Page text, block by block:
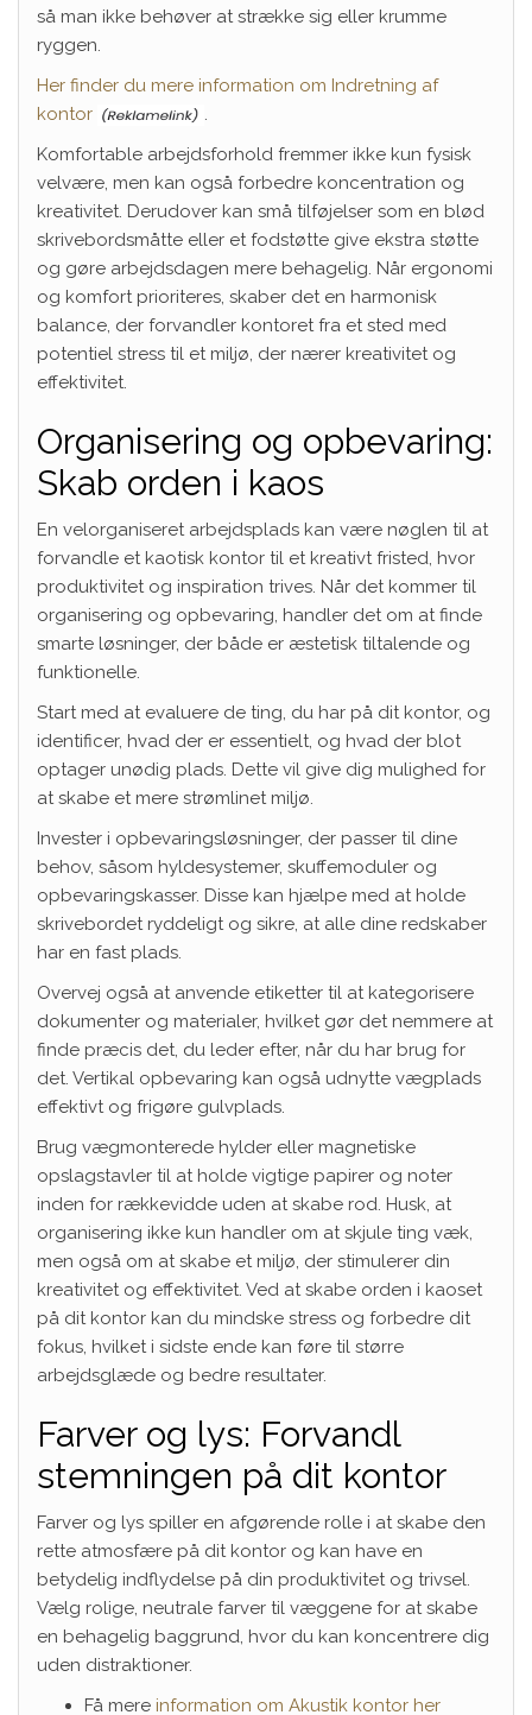
så man ikke behøver at strække sig eller krumme
ryggen.
Her finder du mere information om Indretning af
kontor
.
Komfortable arbejdsforhold fremmer ikke kun fysisk
velvære, men kan også forbedre koncentration og
kreativitet. Derudover kan små tilføjelser som en blød
skrivebordsmåtte eller et fodstøtte give ekstra støtte
og gøre arbejdsdagen mere behagelig. Når ergonomi
og komfort prioriteres, skaber det en harmonisk
balance, der forvandler kontoret fra et sted med
potentiel stress til et miljø, der nærer kreativitet og
effektivitet.
Organisering og opbevaring:
Skab orden i kaos
En velorganiseret arbejdsplads kan være nøglen til at
forvandle et kaotisk kontor til et kreativt fristed, hvor
produktivitet og inspiration trives. Når det kommer til
organisering og opbevaring, handler det om at finde
smarte løsninger, der både er æstetisk tiltalende og
funktionelle.
Start med at evaluere de ting, du har på dit kontor, og
identificer, hvad der er essentielt, og hvad der blot
optager unødig plads. Dette vil give dig mulighed for
at skabe et mere strømlinet miljø.
Invester i opbevaringsløsninger, der passer til dine
behov, såsom hyldesystemer, skuffemoduler og
opbevaringskasser. Disse kan hjælpe med at holde
skrivebordet ryddeligt og sikre, at alle dine redskaber
har en fast plads.
Overvej også at anvende etiketter til at kategorisere
dokumenter og materialer, hvilket gør det nemmere at
finde præcis det, du leder efter, når du har brug for
det. Vertikal opbevaring kan også udnytte vægplads
effektivt og frigøre gulvplads.
Brug vægmonterede hylder eller magnetiske
opslagstavler til at holde vigtige papirer og noter
inden for rækkevidde uden at skabe rod. Husk, at
organisering ikke kun handler om at skjule ting væk,
men også om at skabe et miljø, der stimulerer din
kreativitet og effektivitet. Ved at skabe orden i kaoset
på dit kontor kan du mindske stress og forbedre dit
fokus, hvilket i sidste ende kan føre til større
arbejdsglæde og bedre resultater.
Farver og lys: Forvandl
stemningen på dit kontor
Farver og lys spiller en afgørende rolle i at skabe den
rette atmosfære på dit kontor og kan have en
betydelig indflydelse på din produktivitet og trivsel.
Vælg rolige, neutrale farver til væggene for at skabe
en behagelig baggrund, hvor du kan koncentrere dig
uden distraktioner.
Få mere information om Akustik kontor her